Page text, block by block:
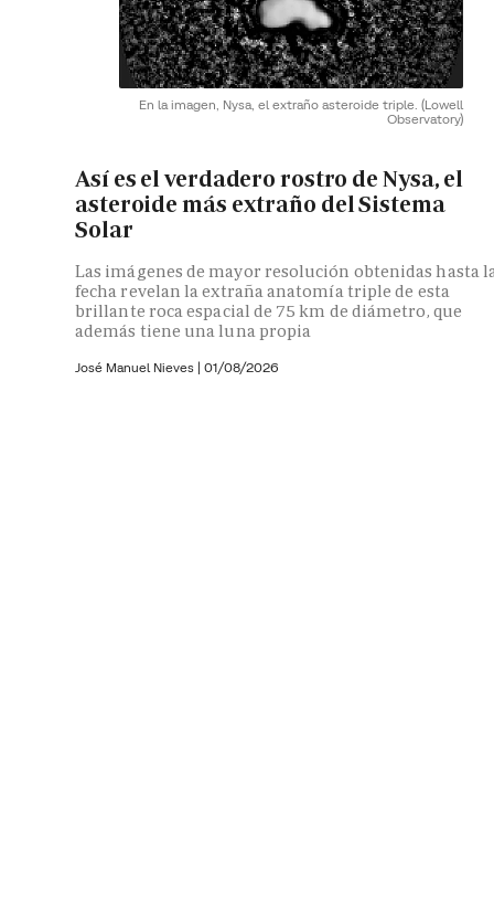
En la imagen, Nysa, el extraño asteroide triple. (Lowell
Observatory)
Así es el verdadero rostro de Nysa, el
asteroide más extraño del Sistema
Solar
Las imágenes de mayor resolución obtenidas hasta
fecha revelan la extraña anatomía triple de esta
brillante roca espacial de 75 km de diámetro, que
además tiene una luna propia
José Manuel Nieves | 01/08/2026